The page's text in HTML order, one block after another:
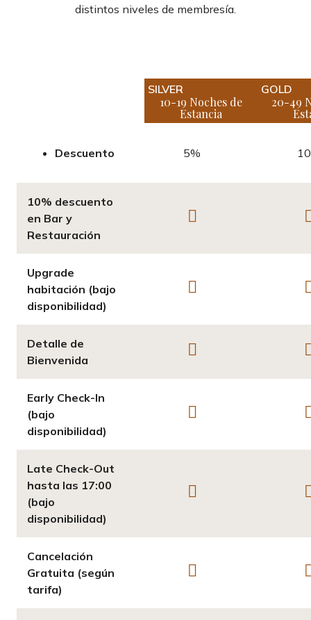
distintos niveles de membresía.
SILVER
10-19 Noches de
Estancia
GOLD
20-49
Descuento 5%
10% descuento
en Bar y
Restauración
Upgrade
habitación (bajo
disponibilidad)
Detalle de
Bienvenida
Early Check-In
(bajo
disponibilidad)
Late Check-Out
hasta las 17:00
(bajo
disponibilidad)
Cancelación
Gratuita (según
tarifa)